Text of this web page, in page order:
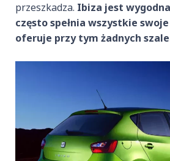
przeszkadza. Ibiza jest
często spełnia wszystkie
oferuje przy tym żadnych